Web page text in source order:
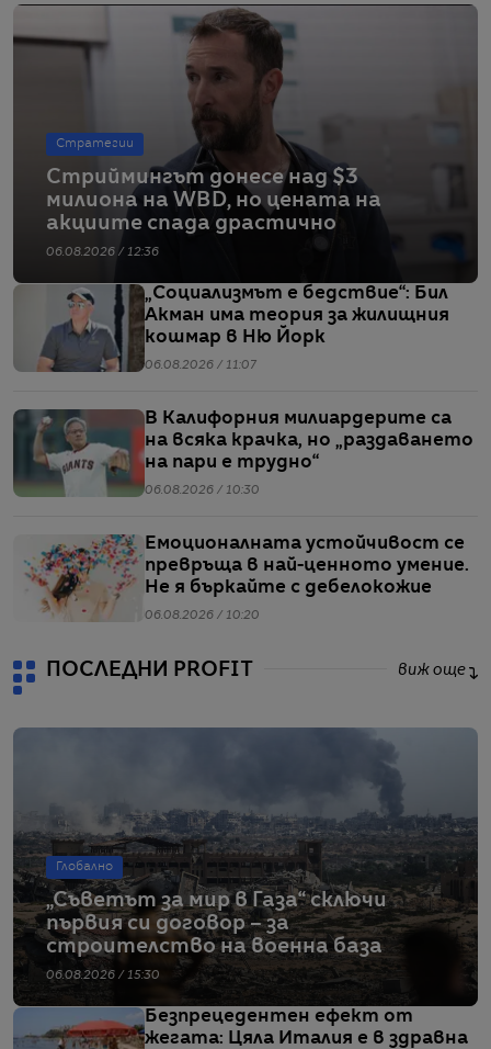
Стратегии
Стриймингът донесе над $3
милиона на WBD, но цената на
акциите спада драстично
06.08.2026 / 12:36
„Социализмът е бедствие“: Бил
Акман има теория за жилищния
кошмар в Ню Йорк
06.08.2026 / 11:07
В Калифорния милиардерите са
на всяка крачка, но „раздаването
на пари е трудно“
06.08.2026 / 10:30
Емоционалната устойчивост се
превръща в най-ценното умение.
Не я бъркайте с дебелокожие
06.08.2026 / 10:20
ПОСЛЕДНИ PROFIT виж още
Глобално
„Съветът за мир в Газа“ сключи
първия си договор – за
строителство на военна база
06.08.2026 / 15:30
Безпрецедентен ефект от
жегата: Цяла Италия е в здравна